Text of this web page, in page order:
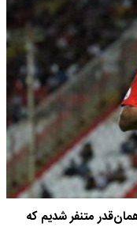
همان‌قدر متنفر شدیم که